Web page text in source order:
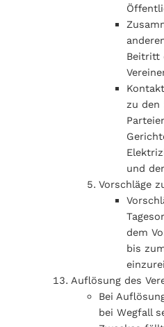
Beitritt
zu den
und
Vorschläge
dem
bis
Auflösung des
Bei
bei Wegfall